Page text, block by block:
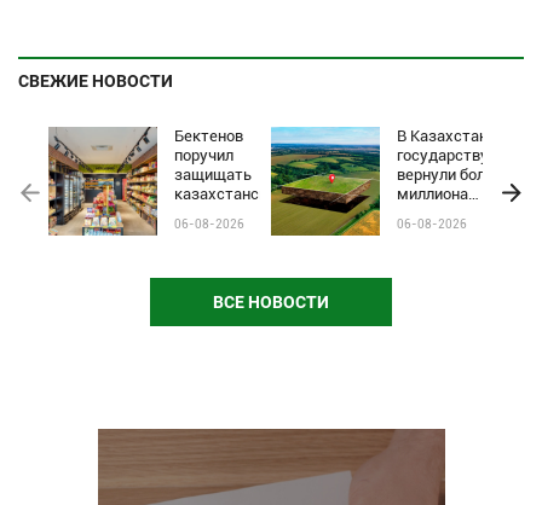
СВЕЖИЕ НОВОСТИ
Бектенов
поручил
защищать
казахстанские
чёрного пиара
06-08-2026
В Казахстане
государству
вернули более
миллиона
сельхозземель
06-08-2026
ВСЕ НОВОСТИ